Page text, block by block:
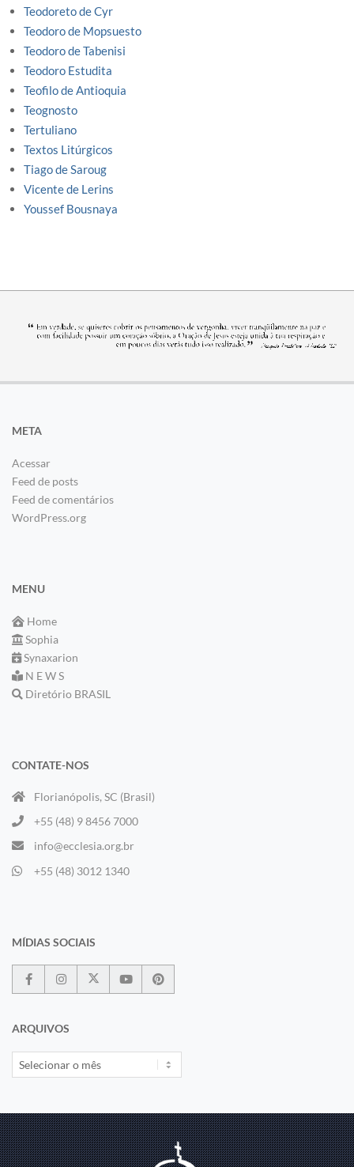
Teodoreto de Cyr
Teodoro de Mopsuesto
Teodoro de Tabenisi
Teodoro Estudita
Teofilo de Antioquia
Teognosto
Tertuliano
Textos Litúrgicos
Tiago de Saroug
Vicente de Lerins
Youssef Bousnaya
META
Acessar
Feed de posts
Feed de comentários
WordPress.org
MENU
Home
Sophia
Synaxarion
N E W S
Diretório BRASIL
CONTATE-NOS
Florianópolis, SC (Brasil)
+55 (48) 9 8456 7000
info@ecclesia.org.br
+55 (48) 3012 1340
MÍDIAS SOCIAIS
ARQUIVOS